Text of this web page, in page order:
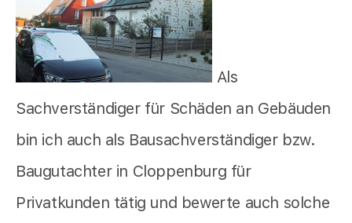
Als
Sachverständiger für Schäden an Gebäuden
bin ich auch als Bausachverständiger bzw.
Baugutachter in Cloppenburg für
Privatkunden tätig und bewerte auch solche